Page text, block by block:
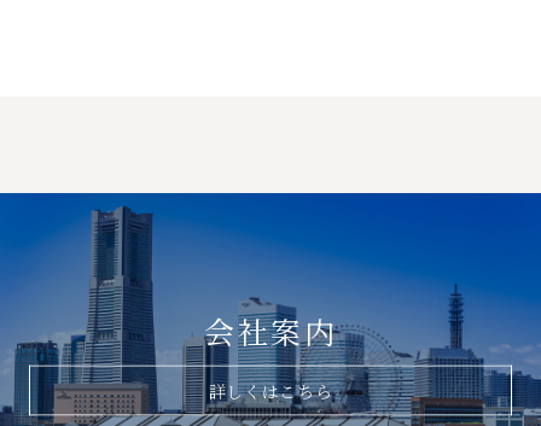
会社案内
詳しくはこちら